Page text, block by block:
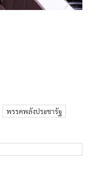
พรรคพลังประชารัฐ